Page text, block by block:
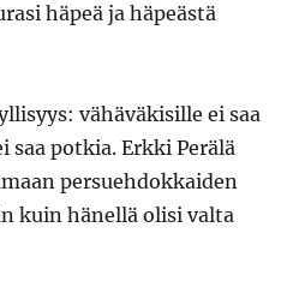
häpeä ja häpeästä
vähäväkisille ei saa
saa potkia. Erkki Perälä
persuehdokkaiden
kuin hänellä olisi valta